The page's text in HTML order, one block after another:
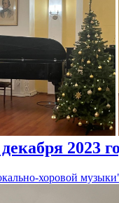
декабря 2023
хоровой